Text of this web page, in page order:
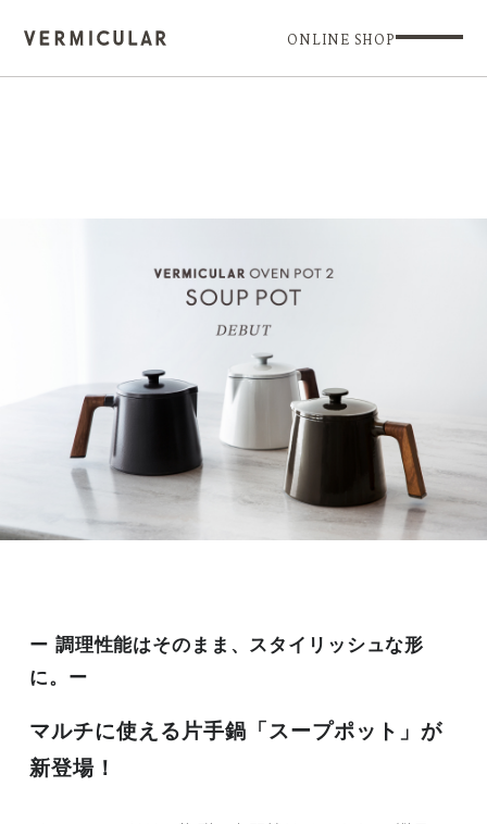
ONLINE SHOP
ー 調理性能はそのまま、スタイリッシュな形
に。ー
マルチに使える片手鍋「スープポット」が
新登場！